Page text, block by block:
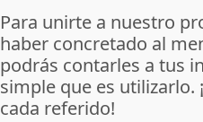
Para unirte a nuestro
haber concretado al
podrás contarles a tus
simple que es utilizarlo.
cada referido!